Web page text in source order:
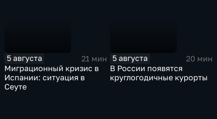
5 августа
21 мин
Миграционный кризис в
Испании: ситуация в
Сеуте
5 августа
20 мин
В России появятся
круглогодичные курорты